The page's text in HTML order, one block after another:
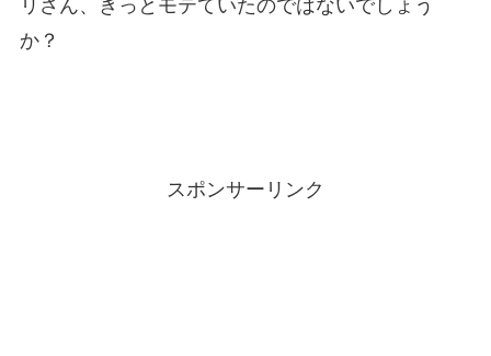
リさん、きっとモテていたのではないでしょう
か？
スポンサーリンク